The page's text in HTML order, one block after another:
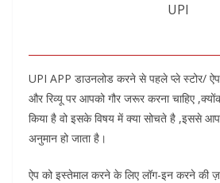
UPI
UPI APP डाउनलोड करने से पहले प्ले स्टोर/ ऐप
और रिव्यू पर आपको गौर जरूर करना चाहिए
किया है वो इसके विषय में क्या सोचते है ,इससे
अनुमान हो जाता है।
ऐप को इस्तेमाल करने के लिए लॉग-इन करने की